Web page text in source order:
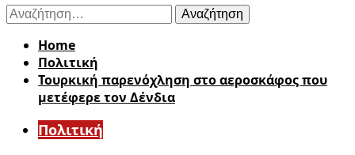
Αναζήτηση
για:
Home
Πολιτική
Τουρκική παρενόχληση στο αεροσκάφος που
μετέφερε τον Δένδια
Πολιτική